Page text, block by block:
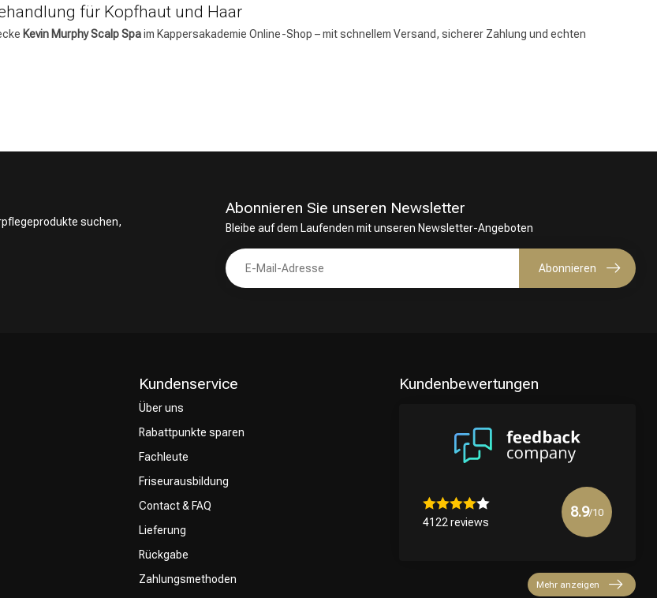
für Kopfhaut und Haar
Kevin Murphy Scalp Spaim Kappersakademie Online-Shop – mit schnellem Versand, sicherer Zahlung und echten
suchen,
Abonnieren Sie unseren Newsletter
Bleibe auf dem Laufenden mit unseren Newsletter-Angeboten
Abonnieren
Kundenservice
Über uns
Rabattpunkte sparen
Fachleute
Friseurausbildung
Contact & FAQ
Lieferung
Rückgabe
Zahlungsmethoden
Kundenbewertungen
4122 reviews
8.9/10
Mehr anzeigen